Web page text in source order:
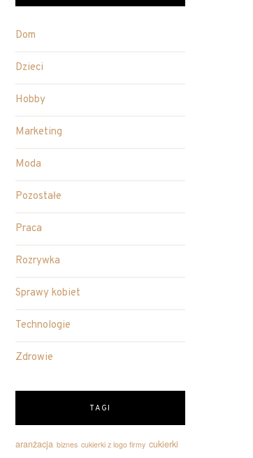
Dom
Dzieci
Hobby
Marketing
Moda
Pozostałe
Praca
Rozrywka
Sprawy kobiet
Technologie
Zdrowie
TAGI
aranżacja biznes cukierki z logo firmy cukierki